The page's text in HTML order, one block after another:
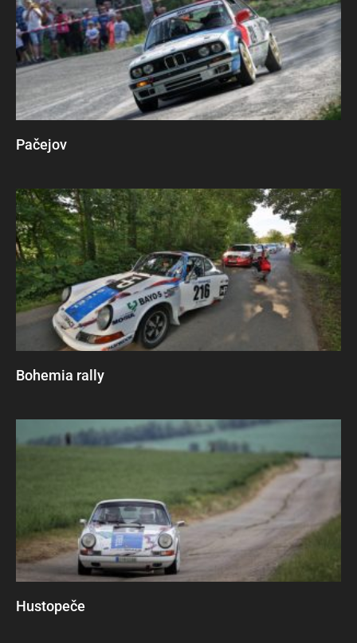
Pačejov
Bohemia rally
Hustopeče